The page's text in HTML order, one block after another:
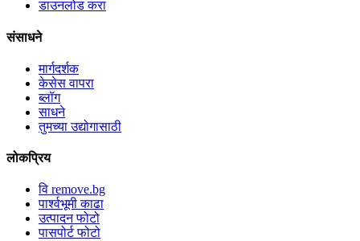
डाउनलोड करा
संसाधने
मार्गदर्शक
केसेस वापरा
ब्लॉग
साधने
तुमच्या उद्योगासाठी
लोकप्रिय
वि remove.bg
पार्श्वभूमी काढा
उत्पादन फोटो
पासपोर्ट फोटो